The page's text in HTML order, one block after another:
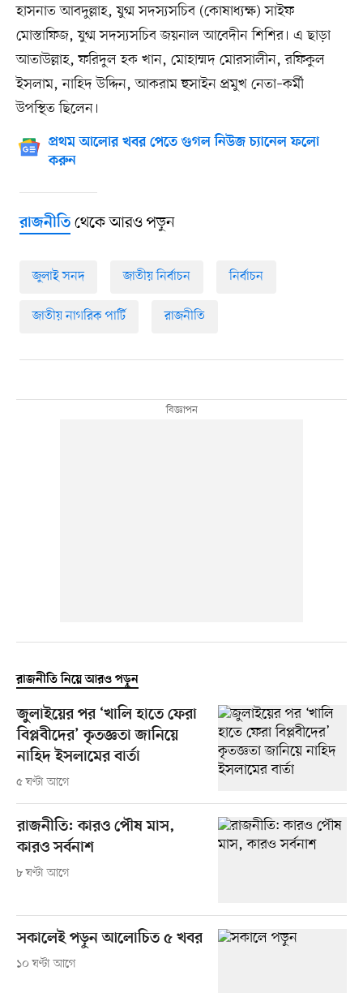
হাসনাত আবদুল্লাহ, যুগ্ম সদস্যসচিব (কোষাধ্যক্ষ) সাইফ
মোস্তাফিজ, যুগ্ম সদস্যসচিব জয়নাল আবেদীন শিশির। এ ছাড়া
আতাউল্লাহ, ফরিদুল হক খান, মোহাম্মদ মোরসালীন, রফিকুল
ইসলাম, নাহিদ উদ্দিন, আকরাম হুসাইন প্রমুখ নেতা–কর্মী
উপস্থিত ছিলেন।
প্রথম আলোর খবর পেতে গুগল নিউজ চ্যানেল ফলো
করুন
রাজনীতিথেকে আরও পড়ুন
জুলাই সনদ জাতীয় নির্বাচন নির্বাচন
জাতীয় নাগরিক পার্টি রাজনীতি
রাজনীতি নিয়ে আরও পড়ুন
জুলাইয়ের পর ‘খালি হাতে ফেরা
বিপ্লবীদের’ কৃতজ্ঞতা জানিয়ে
নাহিদ ইসলামের বার্তা
৫ ঘণ্টা আগে
রাজনীতি: কারও পৌষ মাস,
কারও সর্বনাশ
৮ ঘণ্টা আগে
সকালেই পড়ুন আলোচিত ৫ খবর
১০ ঘণ্টা আগে